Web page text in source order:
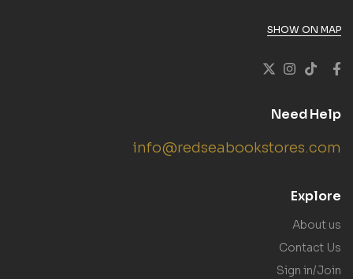
SHOW ON MAP
Need Help
info@redseabookstores.com
Explore
About us
Contact Us
Sign in/Join